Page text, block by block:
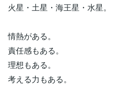
火星・土星・海王星・水星。
情熱がある。
責任感もある。
理想もある。
考える力もある。